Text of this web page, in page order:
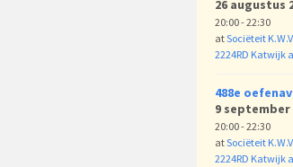
26 augustus
20:00 - 22:30
atSociëteit
2224RD Katwijk
488e
9 september
20:00 - 22:30
atSociëteit
2224RD Katwijk